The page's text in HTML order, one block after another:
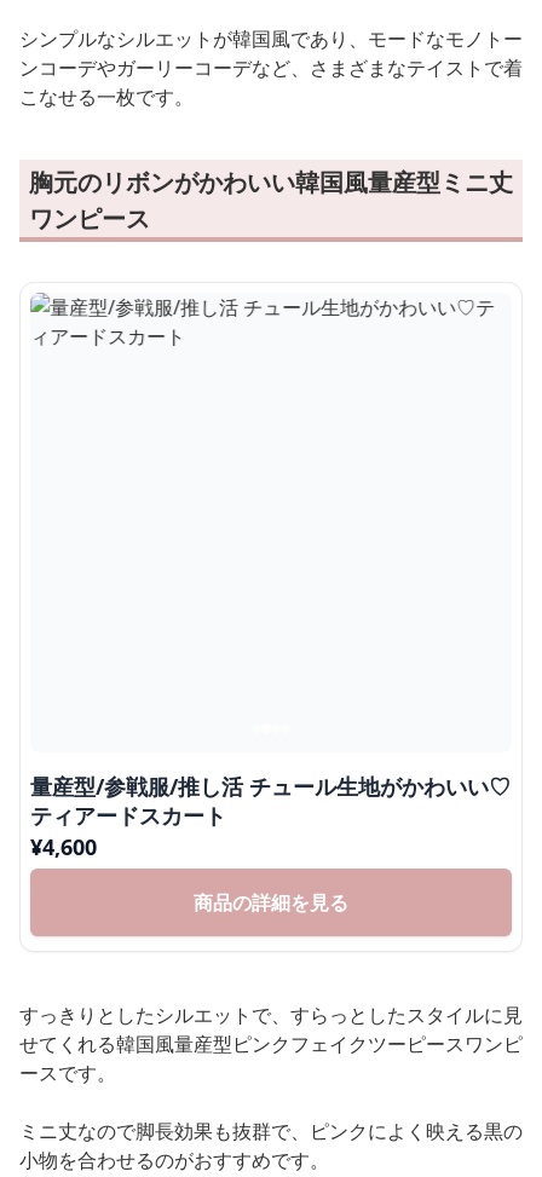
シンプルなシルエットが韓国風であり、モードなモノトー
ンコーデやガーリーコーデなど、さまざまなテイストで着
こなせる一枚です。
胸元のリボンがかわいい韓国風量産型ミニ丈
ワンピース
量産型/参戦服/推し活 チュール生地がかわいい♡
ティアードスカート
¥4,600
商品の詳細を見る
すっきりとしたシルエットで、すらっとしたスタイルに見
せてくれる韓国風量産型ピンクフェイクツーピースワンピ
ースです。
ミニ丈なので脚長効果も抜群で、ピンクによく映える黒の
小物を合わせるのがおすすめです。